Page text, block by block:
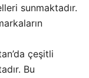
sunmaktadır.
çeşitli
Bu